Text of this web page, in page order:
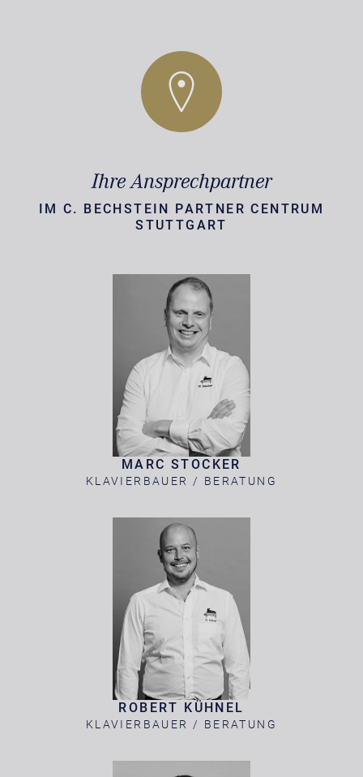
Ihre Ansprechpartner
IM C. BECHSTEIN PARTNER CENTRUM
STUTTGART
MARC STOCKER
KLAVIERBAUER / BERATUNG
ROBERT KÜHNEL
KLAVIERBAUER / BERATUNG